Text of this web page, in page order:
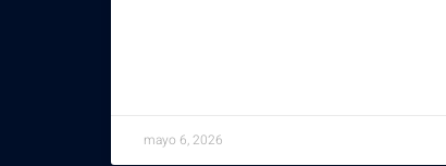
mayo 6, 2026